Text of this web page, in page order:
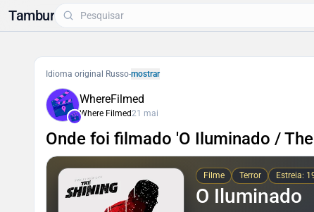
Tambur
Idioma original Russo-mostrar
WhereFilmed
Where Filmed21 mai
Onde foi filmado 'O Iluminado /
Filme Terror Estreia:
O Iluminado